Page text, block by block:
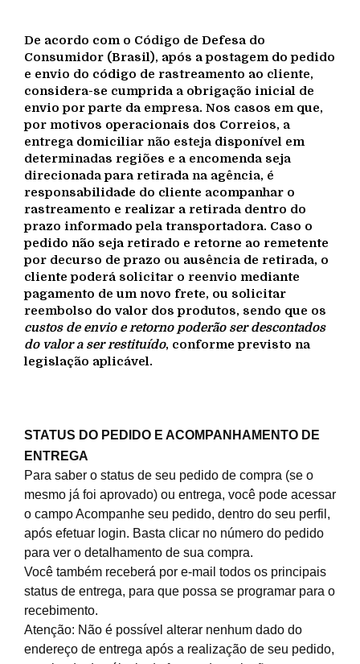
De acordo com o Código de Defesa do
Consumidor (Brasil), após a postagem do pedido
e envio do código de rastreamento ao cliente,
considera-se cumprida a obrigação inicial de
envio por parte da empresa. Nos casos em que,
por motivos operacionais dos Correios, a
entrega domiciliar não esteja disponível em
determinadas regiões e a encomenda seja
direcionada para retirada na agência, é
responsabilidade do cliente acompanhar o
rastreamento e realizar a retirada dentro do
prazo informado pela transportadora. Caso o
pedido não seja retirado e retorne ao remetente
por decurso de prazo ou ausência de retirada, o
cliente poderá solicitar o reenvio mediante
pagamento de um novo frete, ou solicitar
reembolso do valor dos produtos, sendo que os
custos de envio e retorno poderão ser descontados
do valor a ser restituído, conforme previsto na
legislação aplicável.
STATUS DO PEDIDO E ACOMPANHAMENTO DE
ENTREGA
Para saber o status de seu pedido de compra (se o
mesmo já foi aprovado) ou entrega, você pode acessar
o campo Acompanhe seu pedido, dentro do seu perfil,
após efetuar login. Basta clicar no número do pedido
para ver o detalhamento de sua compra.
Você também receberá por e-mail todos os principais
status de entrega, para que possa se programar para o
recebimento.
Atenção: Não é possível alterar nenhum dado do
endereço de entrega após a realização de seu pedido,